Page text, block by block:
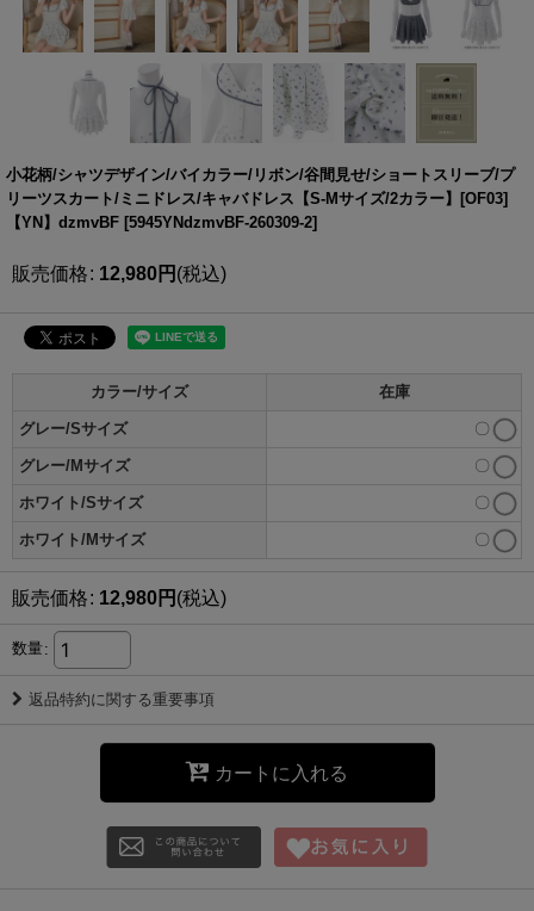
小花柄/シャツデザイン/バイカラー/リボン/谷間見せ/ショートスリーブ/プ
リーツスカート/ミニドレス/キャバドレス【S-Mサイズ/2カラー】[OF03]
【YN】dzmvBF [5945YNdzmvBF-260309-2]
販売価格: 12,980円 (税込)
カラー/サイズ 在庫
グレー/Sサイズ 〇
グレー/Mサイズ 〇
ホワイト/Sサイズ 〇
ホワイト/Mサイズ 〇
販売価格: 12,980円 (税込)
数量:
返品特約に関する重要事項
カートに入れる